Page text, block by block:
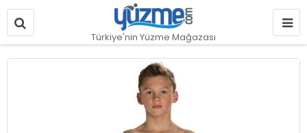
Türkiye'nin Yüzme Mağazası
Resim